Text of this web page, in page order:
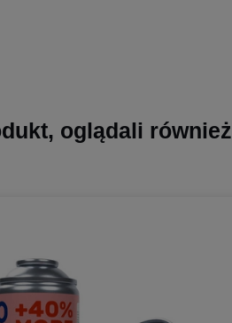
oglądali również